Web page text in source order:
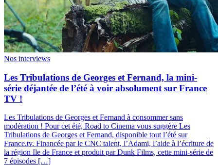
Nos interviews
Les Tribulations de Georges et Fernand, la mini-
série déjantée de l’été à voir absolument sur France
TV !
Les Tribulations de Georges et Fernand à consommer sans
modération ! Pour cet été, Road to Cinema vous suggère Les
Tribulations de Georges et Fernand, disponible tout l’été sur
France.tv. Financée par le CNC talent, l’Adami, l’aide à l’écriture de
la région Ile de France et produit par Dunk Films, cette mini-série de
7 épisodes […]